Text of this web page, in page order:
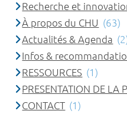
Recherche et
À propos du CHU (63)
Actualités & Agenda
Infos &
RESSOURCES (1)
PRESENTATION DE LA
CONTACT (1)